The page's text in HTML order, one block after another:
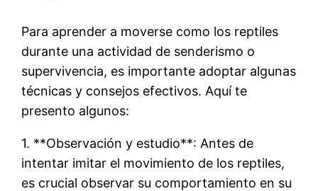
Para aprender a moverse como los reptiles
durante una actividad de senderismo o
supervivencia, es importante adoptar algunas
técnicas y consejos efectivos. Aquí te
presento algunos:
1. **Observación y estudio**: Antes de
intentar imitar el movimiento de los reptiles,
es crucial observar su comportamiento en su